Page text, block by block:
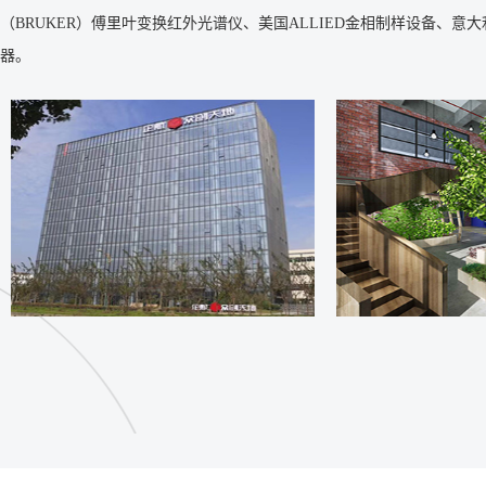
（BRUKER）傅里叶变换红外光谱仪、美国ALLIED金相制样设备、意
器。